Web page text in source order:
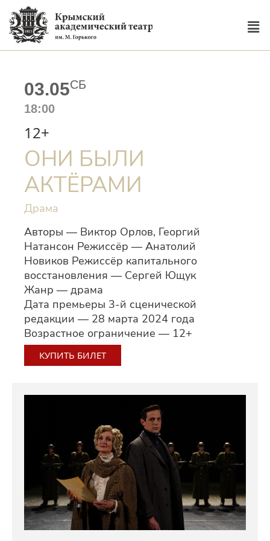
03.05СБ
18:00
12+
КУПИТЬ БИЛЕТ
Авторы — Виктор Орлов, Георгий
Натансон Режиссёр — Анатолий
Новиков Режиссёр капитального
восстановления — Сергей Ющук
Жанр — драма
Дата премьеры 3-й сценической
редакции — 28 марта 2024 года
Возрастное ограничение — 12+
ОНИ БЫЛИ
АКТЁРАМИ
Драма